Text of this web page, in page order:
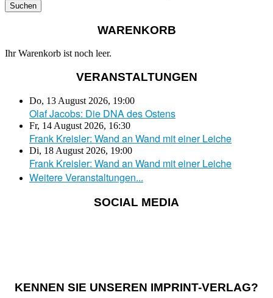
WARENKORB
Ihr Warenkorb ist noch leer.
VERANSTALTUNGEN
Do, 13 August 2026, 19:00
Olaf Jacobs: Die DNA des Ostens
Fr, 14 August 2026, 16:30
Frank Kreisler: Wand an Wand mit einer Leiche
Di, 18 August 2026, 19:00
Frank Kreisler: Wand an Wand mit einer Leiche
Weitere Veranstaltungen...
SOCIAL MEDIA
KENNEN SIE UNSEREN IMPRINT-VERLAG?